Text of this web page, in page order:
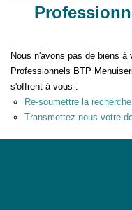
Qui
Plus de critères
Nous n'avons pas de biens à
Professionnels BTP
s'offrent à vous :
Re-soumettre la
Transmettez-nous votre